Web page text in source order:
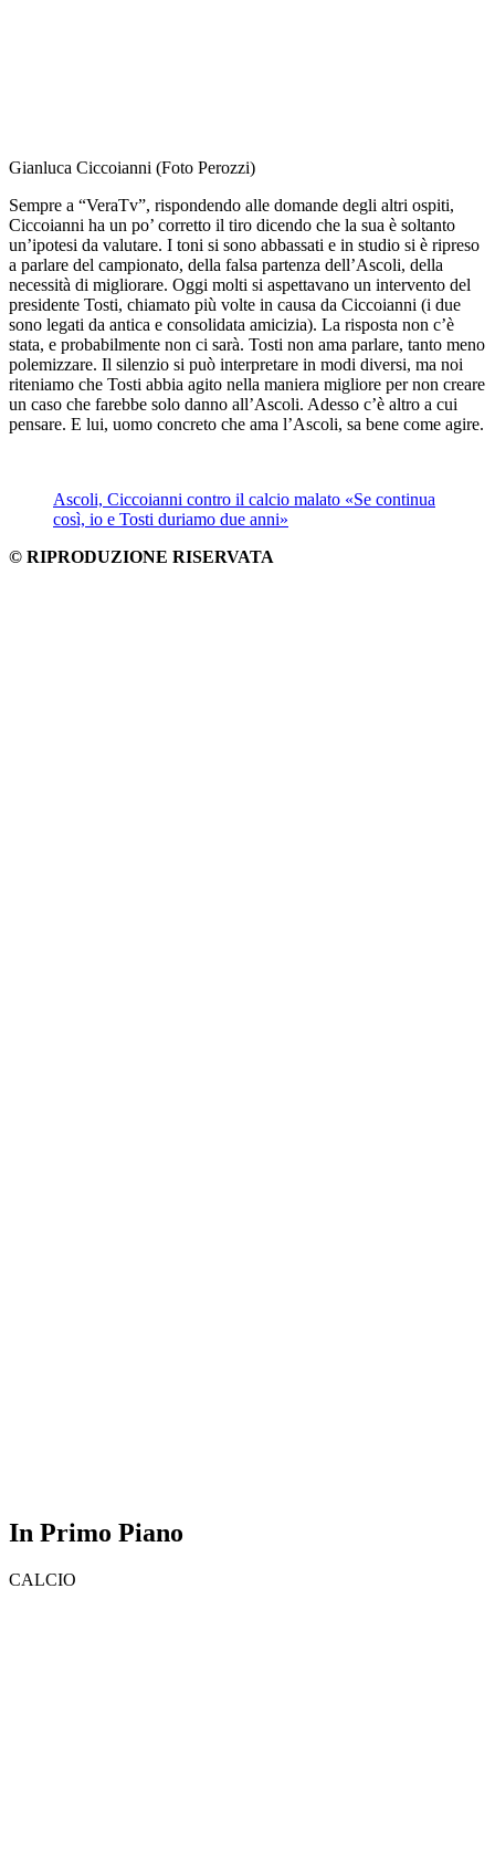
Gianluca Ciccoianni (Foto Perozzi)
Sempre a “VeraTv”, rispondendo alle domande degli altri ospiti,
Ciccoianni ha un po’ corretto il tiro dicendo che la sua è soltanto
un’ipotesi da valutare. I toni si sono abbassati e in studio si è ripreso
a parlare del campionato, della falsa partenza dell’Ascoli, della
necessità di migliorare. Oggi molti si aspettavano un intervento del
presidente Tosti, chiamato più volte in causa da Ciccoianni (i due
sono legati da antica e consolidata amicizia). La risposta non c’è
stata, e probabilmente non ci sarà. Tosti non ama parlare, tanto meno
polemizzare. Il silenzio si può interpretare in modi diversi, ma noi
riteniamo che Tosti abbia agito nella maniera migliore per non creare
un caso che farebbe solo danno all’Ascoli. Adesso c’è altro a cui
pensare. E lui, uomo concreto che ama l’Ascoli, sa bene come agire.
Ascoli, Ciccoianni contro il calcio malato «Se continua
così, io e Tosti duriamo due anni»
© RIPRODUZIONE RISERVATA
In Primo Piano
CALCIO